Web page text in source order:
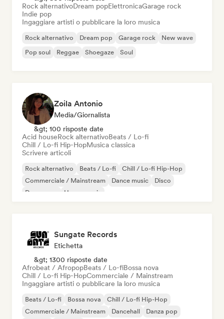
Rock alternativoDream popElettronicaGarage rock
Indie pop
Ingaggiare artisti o pubblicare la loro musica
Rock alternativo Dream pop Garage rock
New wave
Pop soul
Reggae Shoegaze Soul
Zoila Antonio
Media/Giornalista
&gt; 100 risposte date
Acid houseRock alternativoBeats / Lo-fi
Chill / Lo-fi Hip-HopMusica classica
Scrivere articoli
Rock alternativo Beats / Lo-fi
Chill / Lo-fi Hip-Hop
Commerciale / Mainstream
Dance music
Disco
Dream pop
House music
Sungate Records
Etichetta
&gt; 1300 risposte date
Afrobeat / AfropopBeats / Lo-fiBossa nova
Chill / Lo-fi Hip-HopCommerciale / Mainstream
Ingaggiare artisti o pubblicare la loro musica
Beats / Lo-fi Bossa nova
Chill / Lo-fi Hip-Hop
Commerciale / Mainstream
Dancehall
Danza pop